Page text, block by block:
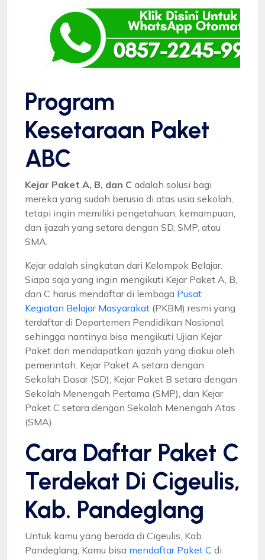
Program
Kesetaraan Paket
ABC
Kejar Paket A, B, dan C adalah solusi bagi
mereka yang sudah berusia di atas usia sekolah,
tetapi ingin memiliki pengetahuan, kemampuan,
dan ijazah yang setara dengan SD, SMP, atau
SMA.
Kejar adalah singkatan dari Kelompok Belajar.
Siapa saja yang ingin mengikuti Kejar Paket A, B,
dan C harus mendaftar di lembaga Pusat
Kegiatan Belajar Masyarakat (PKBM) resmi yang
terdaftar di Departemen Pendidikan Nasional,
sehingga nantinya bisa mengikuti Ujian Kejar
Paket dan mendapatkan ijazah yang diakui oleh
pemerintah. Kejar Paket A setara dengan
Sekolah Dasar (SD), Kejar Paket B setara dengan
Sekolah Menengah Pertama (SMP), dan Kejar
Paket C setara dengan Sekolah Menengah Atas
(SMA).
Cara Daftar Paket C
Terdekat Di Cigeulis,
Kab. Pandeglang
Untuk kamu yang berada di Cigeulis, Kab.
Pandeglang, Kamu bisa mendaftar Paket C di